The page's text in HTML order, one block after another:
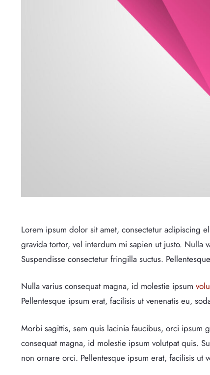
Lorem ipsum dolor sit amet, consectetur adipiscing
gravida tortor, vel interdum mi sapien ut justo. Nulla
Suspendisse consectetur fringilla suctus.
Nulla varius consequat magna, id molestie ipsum
Pellentesque ipsum erat, facilisis ut venenatis eu,
Morbi sagittis, sem quis lacinia faucibus, orci ipsum
consequat magna, id molestie ipsum volutpat quis.
non ornare orci. Pellentesque ipsum erat, facilisis ut